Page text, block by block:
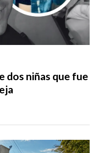
dos niñas que fue